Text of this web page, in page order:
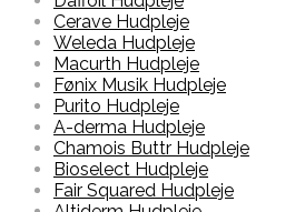
Cerave Hudpleje
Weleda Hudpleje
Macurth Hudpleje
Fønix Musik Hudpleje
Purito Hudpleje
A-derma Hudpleje
Chamois Buttr Hudpleje
Bioselect Hudpleje
Fair Squared Hudpleje